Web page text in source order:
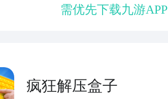
需优先下载九游APP
疯狂解压盒子